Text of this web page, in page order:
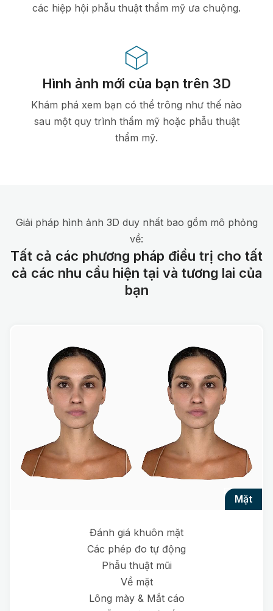
các hiệp hội phẫu thuật thẩm mỹ ưa chuộng.
Hình ảnh mới của bạn trên 3D
Khám phá xem bạn có thể trông như thế nào
sau một quy trình thẩm mỹ hoặc phẫu thuật
thẩm mỹ.
Giải pháp hình ảnh 3D duy nhất bao gồm mô phỏng
về:
Tất cả các phương pháp điều trị cho tất
cả các nhu cầu hiện tại và tương lai của
bạn
mặt
Đánh giá khuôn mặt
Các phép đo tự động
Phẫu thuật mũi
Về mặt
Lông mày & Mắt cáo